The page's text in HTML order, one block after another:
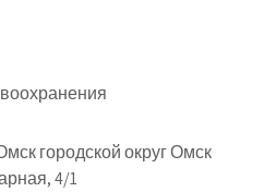
городской округ Омск
4/1